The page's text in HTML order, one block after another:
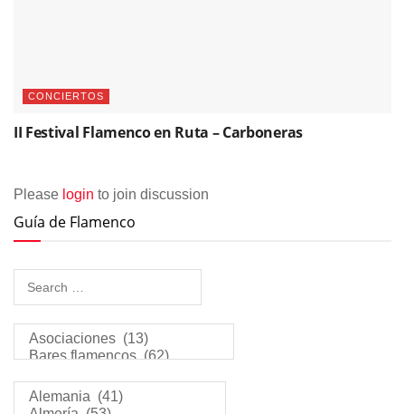
CONCIERTOS
II Festival Flamenco en Ruta – Carboneras
Please login to join discussion
Guía de Flamenco